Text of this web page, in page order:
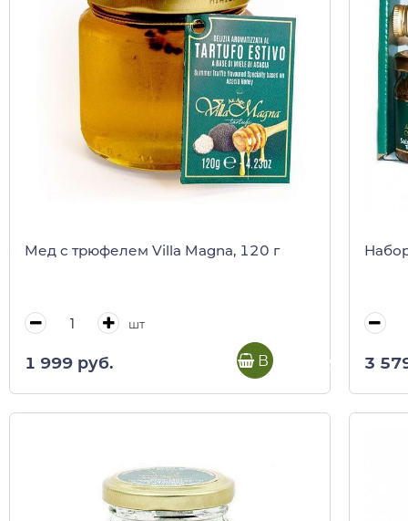
Мед с трюфелем Villa Magna, 120 г
шт
1 999 руб. В корзину 3